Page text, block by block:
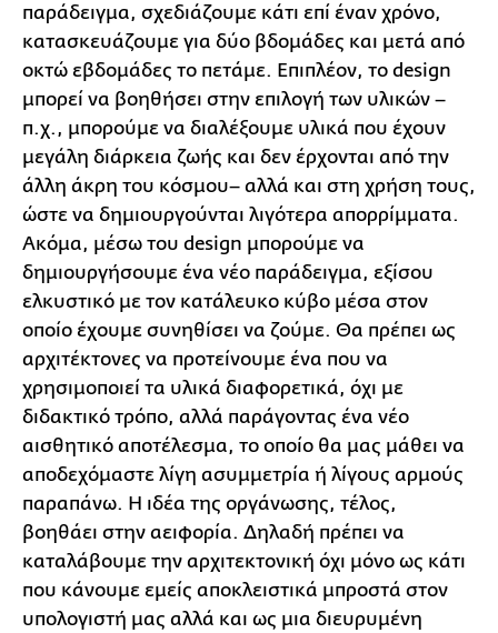
παράδειγμα, σχεδιάζουμε κάτι επί έναν χρόνο,
κατασκευάζουμε για δύο βδομάδες και μετά από
οκτώ εβδομάδες το πετάμε. Επιπλέον, το design
μπορεί να βοηθήσει στην επιλογή των υλικών –
π.χ., μπορούμε να διαλέξουμε υλικά που έχουν
μεγάλη διάρκεια ζωής και δεν έρχονται από την
άλλη άκρη του κόσμου– αλλά και στη χρήση τους,
ώστε να δημιουργούνται λιγότερα απορρίμματα.
Ακόμα, μέσω του design μπορούμε να
δημιουργήσουμε ένα νέο παράδειγμα, εξίσου
ελκυστικό με τον κατάλευκο κύβο μέσα στον
οποίο έχουμε συνηθίσει να ζούμε. Θα πρέπει ως
αρχιτέκτονες να προτείνουμε ένα που να
χρησιμοποιεί τα υλικά διαφορετικά, όχι με
διδακτικό τρόπο, αλλά παράγοντας ένα νέο
αισθητικό αποτέλεσμα, το οποίο θα μας μάθει να
αποδεχόμαστε λίγη ασυμμετρία ή λίγους αρμούς
παραπάνω. Η ιδέα της οργάνωσης, τέλος,
βοηθάει στην αειφορία. Δηλαδή πρέπει να
καταλάβουμε την αρχιτεκτονική όχι μόνο ως κάτι
που κάνουμε εμείς αποκλειστικά μπροστά στον
υπολογιστή μας αλλά και ως μια διευρυμένη